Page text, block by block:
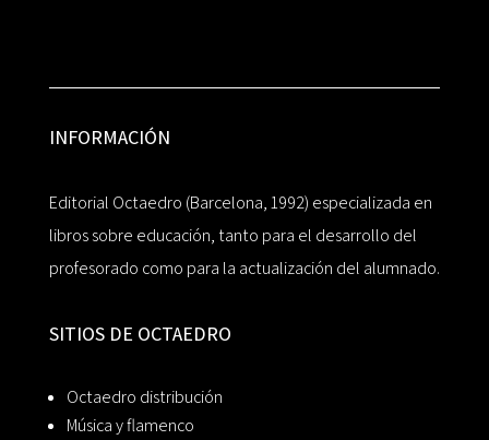
INFORMACIÓN
Editorial Octaedro (Barcelona, 1992) especializada en
libros sobre educación, tanto para el desarrollo del
profesorado como para la actualización del alumnado.
SITIOS DE OCTAEDRO
Octaedro distribución
Música y flamenco